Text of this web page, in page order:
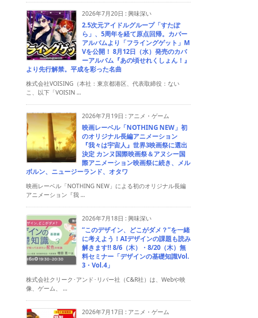
2026年7月20日 :興味深い
2.5次元アイドルグループ「すたぽ
ら」、5周年を経て原点回帰。カバー
アルバムより「フライングゲット」M
Vを公開！ 8月12日（水）発売のカバ
ーアルバム『あの頃せれくしょん！』
より先行解禁。平成を彩った名曲
株式会社VOISING（本社：東京都港区、代表取締役：ない
こ、以下「VOISIN ...
2026年7月19日 : アニメ・ゲーム
映画レーベル「NOTHING NEW」初
のオリジナル長編アニメーション
『我々は宇宙人』世界3映画祭に選出
決定 カンヌ国際映画祭＆アヌシー国
際アニメーション映画祭に続き、メル
ボルン、ニュージーランド、オタワ
映画レーベル「NOTHING NEW」による初のオリジナル長編
アニメーション『我 ...
2026年7月18日 :興味深い
“このデザイン、どこがダメ？”を一緒
に考えよう！AIデザインの課題も読み
解きます!! 8/6（木）・8/20（木）無
料セミナー「デザインの基礎知識Vol.
3・Vol.4」
株式会社クリーク･アンド･リバー社（C&R社）は、Webや映
像、ゲーム、 ...
2026年7月17日 : アニメ・ゲーム